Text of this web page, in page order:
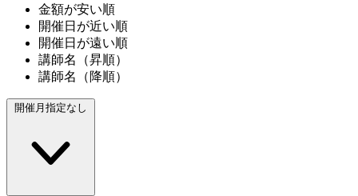
金額が安い順
開催日が近い順
開催日が遠い順
講師名（昇順）
講師名（降順）
開催月指定なし